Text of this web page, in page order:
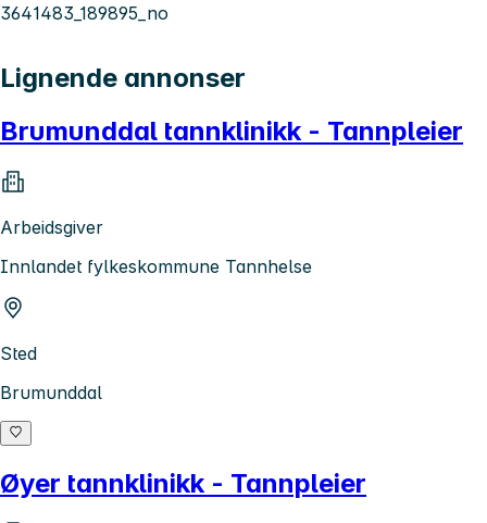
3641483_189895_no
Lignende annonser
Brumunddal tannklinikk - Tannpleier
Arbeidsgiver
Innlandet fylkeskommune Tannhelse
Sted
Brumunddal
Øyer tannklinikk - Tannpleier